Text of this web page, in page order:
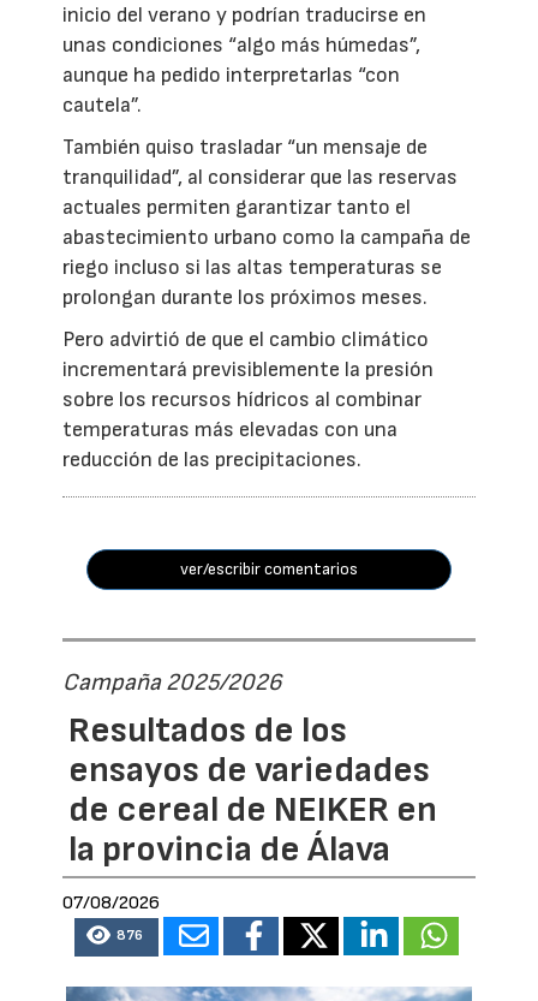
inicio del verano y podrían traducirse en
unas condiciones “algo más húmedas”,
aunque ha pedido interpretarlas “con
cautela”.
También quiso trasladar “un mensaje de
tranquilidad”, al considerar que las reservas
actuales permiten garantizar tanto el
abastecimiento urbano como la campaña de
riego incluso si las altas temperaturas se
prolongan durante los próximos meses.
Pero advirtió de que el cambio climático
incrementará previsiblemente la presión
sobre los recursos hídricos al combinar
temperaturas más elevadas con una
reducción de las precipitaciones.
ver/escribir comentarios
Campaña 2025/2026
Resultados de los
ensayos de variedades
de cereal de NEIKER en
la provincia de Álava
07/08/2026
876